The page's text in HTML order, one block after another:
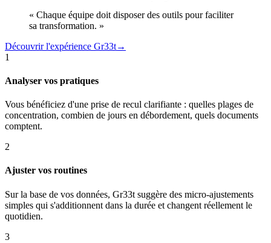
« Chaque équipe doit disposer des outils pour faciliter
sa transformation. »
Découvrir l'expérience Gr33t→
1
Analyser vos pratiques
Vous bénéficiez d'une prise de recul clarifiante : quelles plages de
concentration, combien de jours en débordement, quels documents
comptent.
2
Ajuster vos routines
Sur la base de vos données, Gr33t suggère des micro-ajustements
simples qui s'additionnent dans la durée et changent réellement le
quotidien.
3